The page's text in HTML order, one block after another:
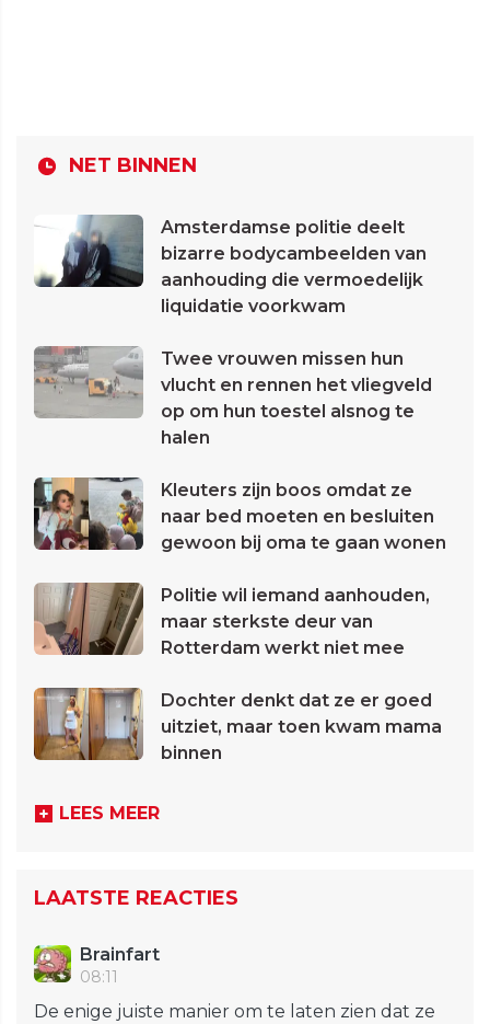
NET BINNEN
Amsterdamse politie deelt
bizarre bodycambeelden van
aanhouding die vermoedelijk
liquidatie voorkwam
Twee vrouwen missen hun
vlucht en rennen het vliegveld
op om hun toestel alsnog te
halen
Kleuters zijn boos omdat ze
naar bed moeten en besluiten
gewoon bij oma te gaan wonen
Politie wil iemand aanhouden,
maar sterkste deur van
Rotterdam werkt niet mee
Dochter denkt dat ze er goed
uitziet, maar toen kwam mama
binnen
LEES MEER
LAATSTE REACTIES
Brainfart
08:11
De enige juiste manier om te laten zien dat ze